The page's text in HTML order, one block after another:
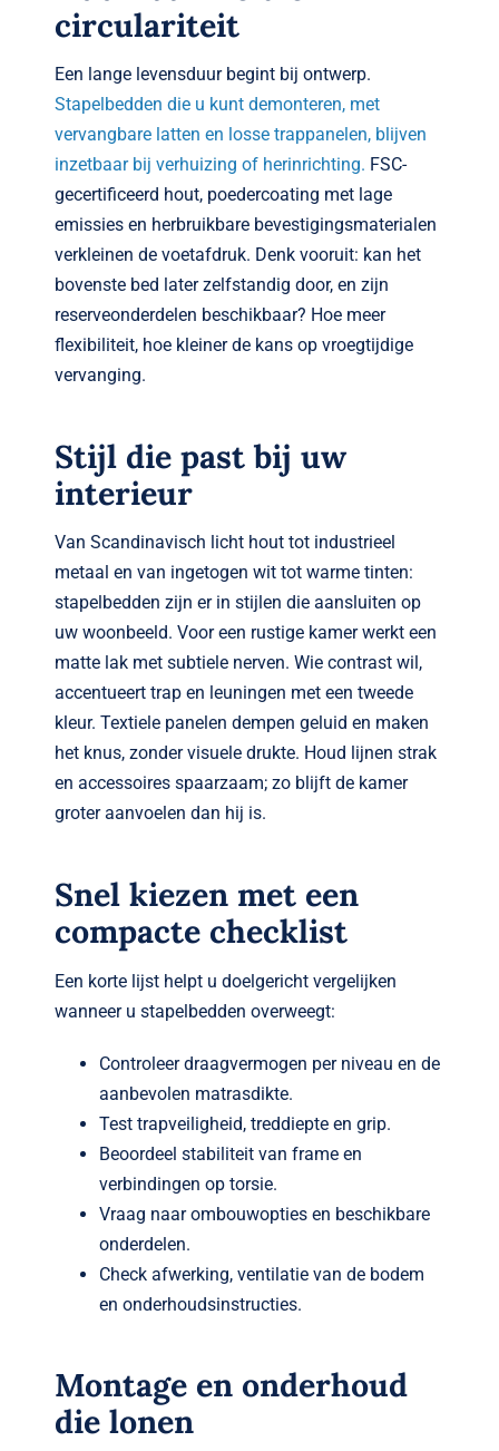
circulariteit
Een lange levensduur begint bij ontwerp.
Stapelbedden die u kunt demonteren, met
vervangbare latten en losse trappanelen, blijven
inzetbaar bij verhuizing of herinrichting. FSC-
gecertificeerd hout, poedercoating met lage
emissies en herbruikbare bevestigingsmaterialen
verkleinen de voetafdruk. Denk vooruit: kan het
bovenste bed later zelfstandig door, en zijn
reserveonderdelen beschikbaar? Hoe meer
flexibiliteit, hoe kleiner de kans op vroegtijdige
vervanging.
Stijl die past bij uw
interieur
Van Scandinavisch licht hout tot industrieel
metaal en van ingetogen wit tot warme tinten:
stapelbedden zijn er in stijlen die aansluiten op
uw woonbeeld. Voor een rustige kamer werkt een
matte lak met subtiele nerven. Wie contrast wil,
accentueert trap en leuningen met een tweede
kleur. Textiele panelen dempen geluid en maken
het knus, zonder visuele drukte. Houd lijnen strak
en accessoires spaarzaam; zo blijft de kamer
groter aanvoelen dan hij is.
Snel kiezen met een
compacte checklist
Een korte lijst helpt u doelgericht vergelijken
wanneer u stapelbedden overweegt:
Controleer draagvermogen per niveau en de
aanbevolen matrasdikte.
Test trapveiligheid, treddiepte en grip.
Beoordeel stabiliteit van frame en
verbindingen op torsie.
Vraag naar ombouwopties en beschikbare
onderdelen.
Check afwerking, ventilatie van de bodem
en onderhoudsinstructies.
Montage en onderhoud
die lonen